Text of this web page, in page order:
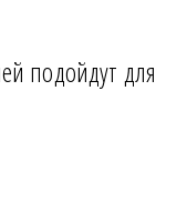
подойдут для